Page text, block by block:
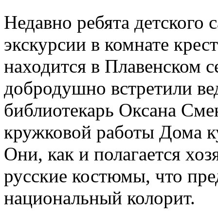
Недавно ребята
экскурсии в комнате
находится в Плавенском
добродушно встретили
библиотекарь Оксана
кружковой работы Дома
Они, как и полагается
русские костюмы, что
национальный колорит.